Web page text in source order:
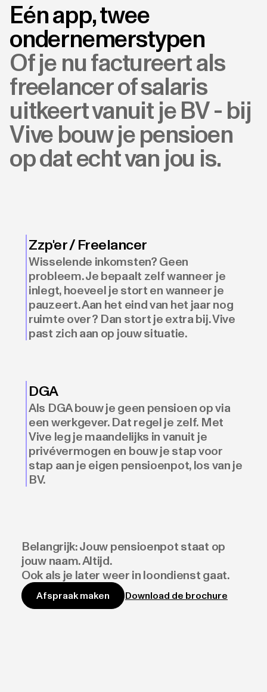
Eén app, twee
ondernemerstypen
Of je nu factureert als
freelancer of salaris
uitkeert vanuit je BV - bij
Vive bouw je pensioen
op dat echt van jou is.
Zzp'er / Freelancer
Wisselende inkomsten? Geen
probleem. Je bepaalt zelf wanneer je
inlegt, hoeveel je stort en wanneer je
pauzeert. Aan het eind van het jaar nog
ruimte over? Dan stort je extra bij. Vive
past zich aan op jouw situatie.
DGA
Als DGA bouw je geen pensioen op via
een werkgever. Dat regel je zelf. Met
Vive leg je maandelijks in vanuit je
privévermogen en bouw je stap voor
stap aan je eigen pensioenpot, los van je
BV.
Belangrijk: Jouw pensioenpot staat op
jouw naam. Altijd.
Ook als je later weer in loondienst gaat.
Afspraak maken Download de brochure